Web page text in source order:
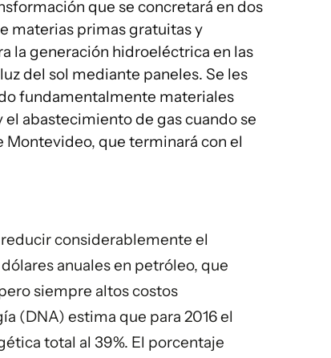
que se concretará en dos
materias primas gratuitas y
la generación hidroeléctrica en las
del sol mediante paneles. Se les
fundamentalmente materiales
abastecimiento de gas cuando se
que terminará con el
considerablemente el
anuales en petróleo, que
siempre altos costos
(DNA) estima que para 2016 el
total al 39%. El porcentaje